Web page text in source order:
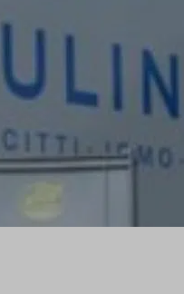
Het
uit